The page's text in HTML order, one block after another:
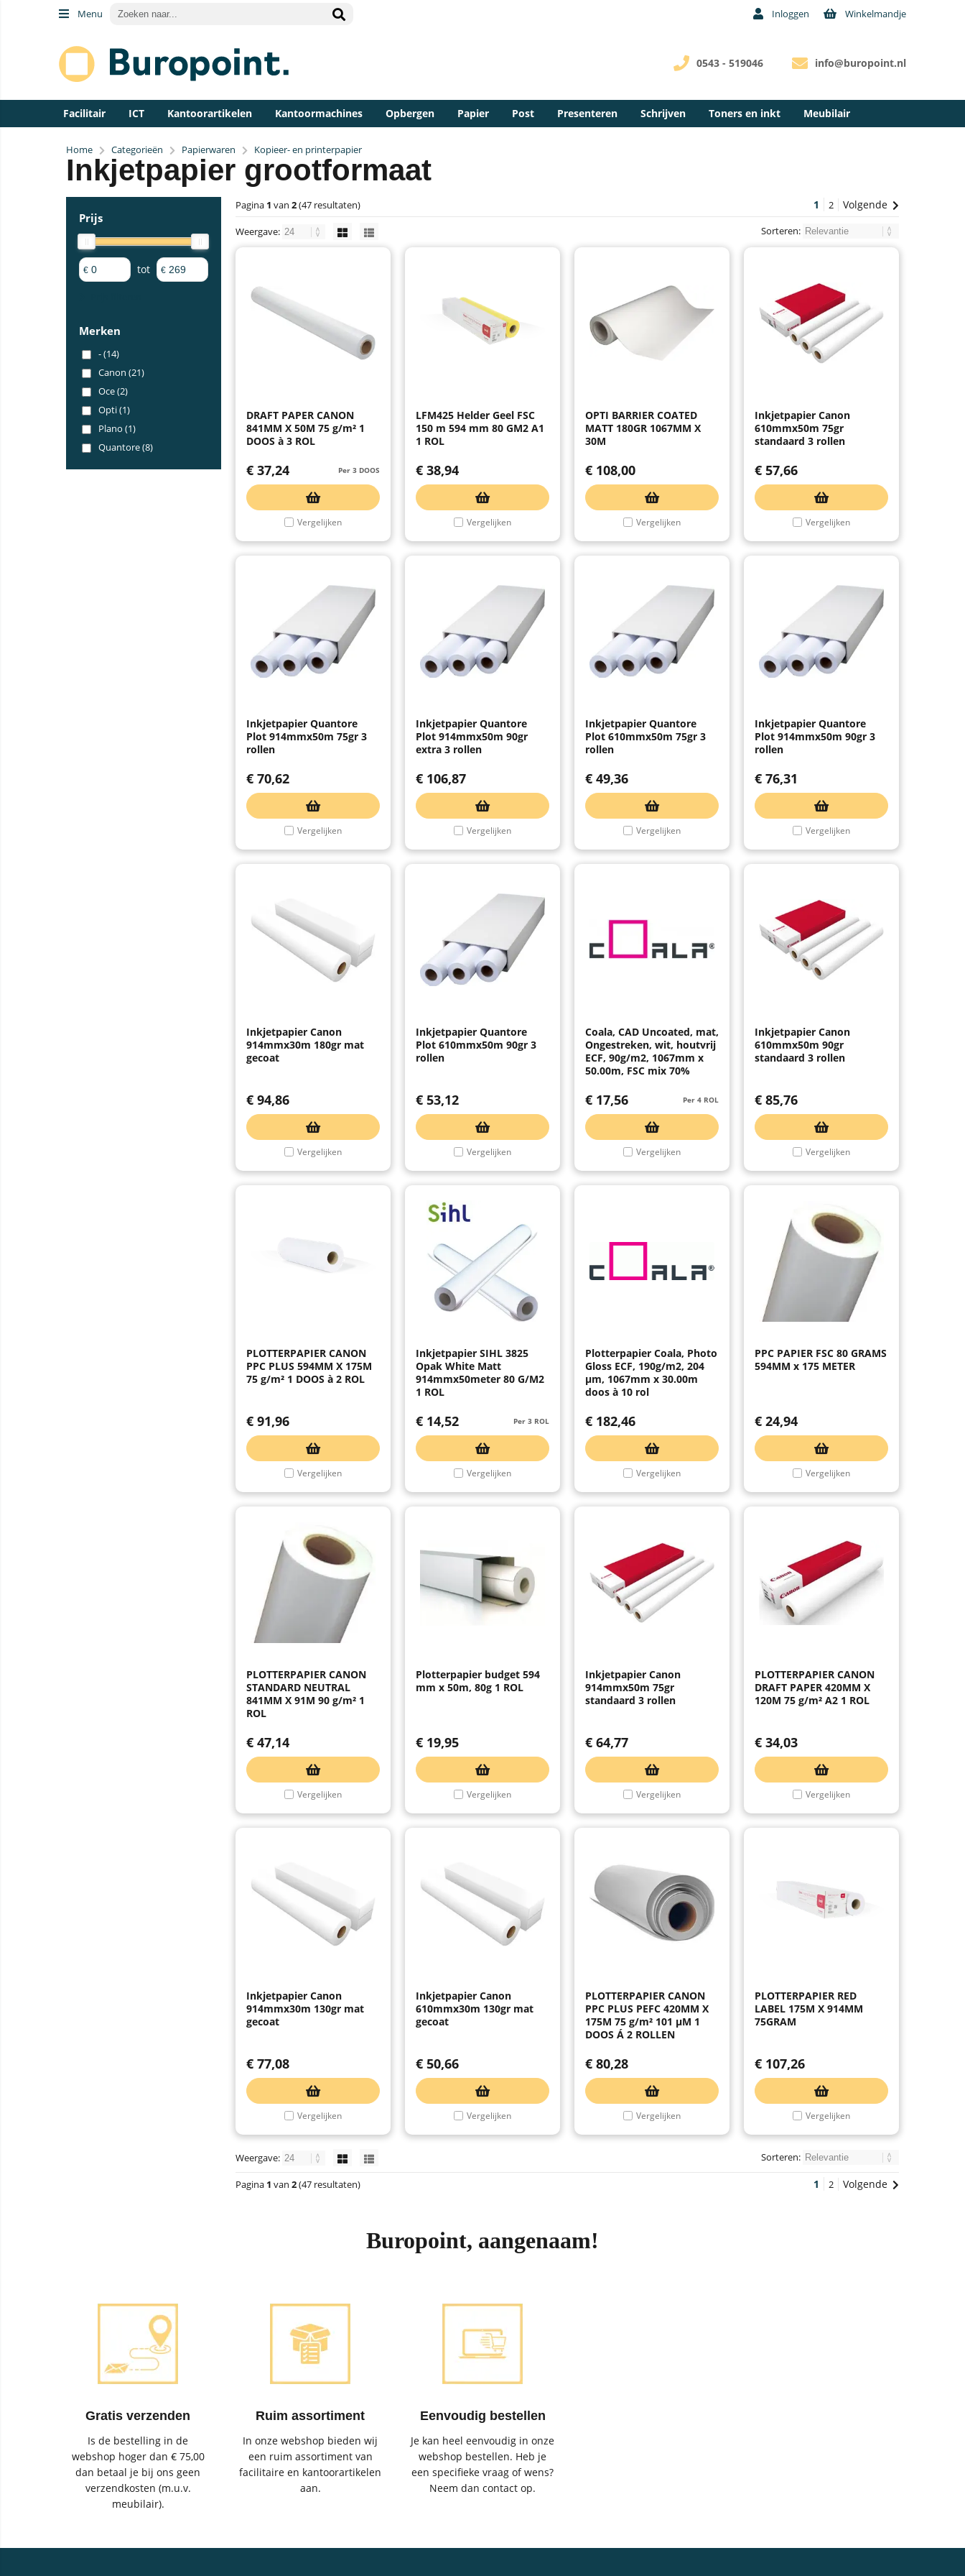
Menu Inloggen Winkelmandje
info@buropoint.nl
0543 - 519046
Facilitair ICT Kantoorartikelen Kantoormachines Opbergen Papier Post Presenteren Schrijven Toners en inkt Meubilair
Home Categorieën Papierwaren Kopieer- en printerpapier
Inkjetpapier grootformaat
Prijs
€ tot €
Merken
- (14)
Canon (21)
Oce (2)
Opti (1)
Plano (1)
Quantore (8)
Pagina 1 van 2(47 resultaten) 1 2 Volgende
Weergave: Sorteren:
DRAFT PAPER CANON
841MM X 50M 75 g/m² 1
DOOS à 3 ROL
Per 3 DOOS
€ 37,24
Vergelijken
LFM425 Helder Geel FSC
150 m 594 mm 80 GM2 A1
1 ROL
€ 38,94
Vergelijken
OPTI BARRIER COATED
MATT 180GR 1067MM X
30M
€ 108,00
Vergelijken
Inkjetpapier Canon
610mmx50m 75gr
standaard 3 rollen
€ 57,66
Vergelijken
Inkjetpapier Quantore
Plot 914mmx50m 75gr 3
rollen
€ 70,62
Vergelijken
Inkjetpapier Quantore
Plot 914mmx50m 90gr
extra 3 rollen
€ 106,87
Vergelijken
Inkjetpapier Quantore
Plot 610mmx50m 75gr 3
rollen
€ 49,36
Vergelijken
Inkjetpapier Quantore
Plot 914mmx50m 90gr 3
rollen
€ 76,31
Vergelijken
Inkjetpapier Canon
914mmx30m 180gr mat
gecoat
€ 94,86
Vergelijken
Inkjetpapier Quantore
Plot 610mmx50m 90gr 3
rollen
€ 53,12
Vergelijken
Coala, CAD Uncoated, mat,
Ongestreken, wit, houtvrij
ECF, 90g/m2, 1067mm x
50.00m, FSC mix 70%
Per 4 ROL
€ 17,56
Vergelijken
Inkjetpapier Canon
610mmx50m 90gr
standaard 3 rollen
€ 85,76
Vergelijken
PLOTTERPAPIER CANON
PPC PLUS 594MM X 175M
75 g/m² 1 DOOS à 2 ROL
€ 91,96
Vergelijken
Inkjetpapier SIHL 3825
Opak White Matt
914mmx50meter 80 G/M2
1 ROL
Per 3 ROL
€ 14,52
Vergelijken
Plotterpapier Coala, Photo
Gloss ECF, 190g/m2, 204
µm, 1067mm x 30.00m
doos à 10 rol
€ 182,46
Vergelijken
PPC PAPIER FSC 80 GRAMS
594MM x 175 METER
€ 24,94
Vergelijken
PLOTTERPAPIER CANON
STANDARD NEUTRAL
841MM X 91M 90 g/m² 1
ROL
€ 47,14
Vergelijken
Plotterpapier budget 594
mm x 50m, 80g 1 ROL
€ 19,95
Vergelijken
Inkjetpapier Canon
914mmx50m 75gr
standaard 3 rollen
€ 64,77
Vergelijken
PLOTTERPAPIER CANON
DRAFT PAPER 420MM X
120M 75 g/m² A2 1 ROL
€ 34,03
Vergelijken
Inkjetpapier Canon
914mmx30m 130gr mat
gecoat
€ 77,08
Vergelijken
Inkjetpapier Canon
610mmx30m 130gr mat
gecoat
€ 50,66
Vergelijken
PLOTTERPAPIER CANON
PPC PLUS PEFC 420MM X
175M 75 g/m² 101 µM 1
DOOS Á 2 ROLLEN
€ 80,28
Vergelijken
PLOTTERPAPIER RED
LABEL 175M X 914MM
75GRAM
€ 107,26
Vergelijken
Weergave: Sorteren:
Pagina 1 van 2(47 resultaten) 1 2 Volgende
Buropoint, aangenaam!
Gratis verzenden
Is de bestelling in de
webshop hoger dan € 75,00
dan betaal je bij ons geen
verzendkosten (m.u.v.
meubilair).
Ruim assortiment
In onze webshop bieden wij
een ruim assortiment van
facilitaire en kantoorartikelen
aan.
Eenvoudig bestellen
Je kan heel eenvoudig in onze
webshop bestellen. Heb je
een specifieke vraag of wens?
Neem dan contact op.